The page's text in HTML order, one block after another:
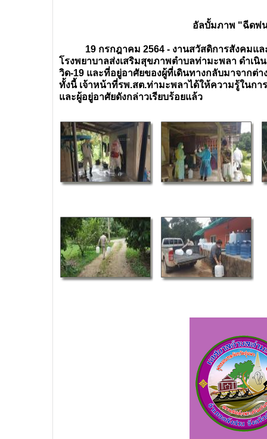
อัลบั้มภาพ "ฉีดพ่น
19 กรกฎาคม 2564 - งานสวัสดิการสังคมและ
โรงพยาบาลส่งเสริมสุขภาพตำบลท่ามะพลา ดำเ
วิด-19 และที่อยู่อาศัยของผู้ที่เดินทางกลับมาจากต่
ทั้งนี้ เจ้าหน้าที่รพ.สต.ท่ามะพลาได้ให้ความรู้ในกา
และผู้อยู่อาศัยดังกล่าวเรียบร้อยแล้ว